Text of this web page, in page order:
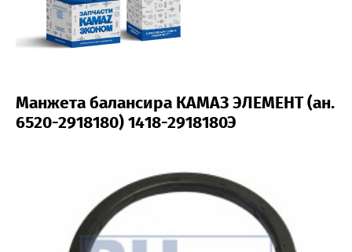
Манжета балансира КАМАЗ ЭЛЕМЕНТ (ан.
6520-2918180) 1418-2918180Э